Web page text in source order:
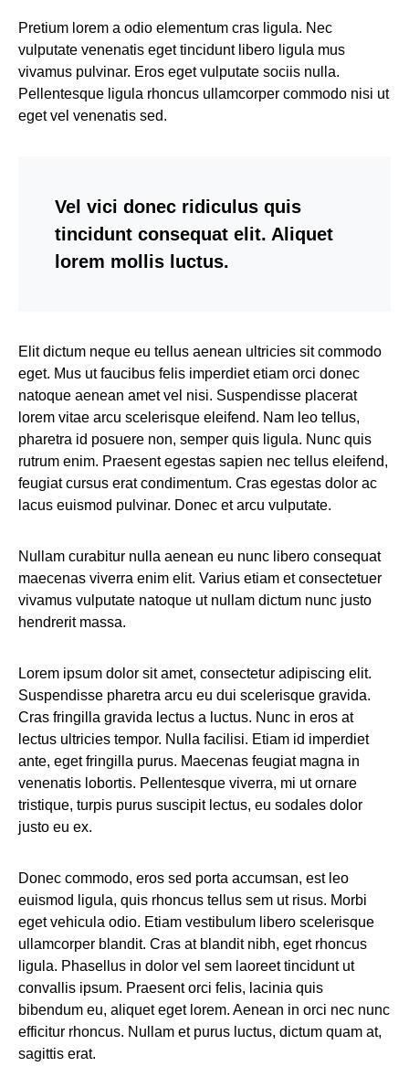
Pretium lorem a odio elementum cras ligula. Nec
vulputate venenatis eget tincidunt libero ligula mus
vivamus pulvinar. Eros eget vulputate sociis nulla.
Pellentesque ligula rhoncus ullamcorper commodo nisi ut
eget vel venenatis sed.
Vel vici donec ridiculus quis
tincidunt consequat elit. Aliquet
lorem mollis luctus.
Elit dictum neque eu tellus aenean ultricies sit commodo
eget. Mus ut faucibus felis imperdiet etiam orci donec
natoque aenean amet vel nisi. Suspendisse placerat
lorem vitae arcu scelerisque eleifend. Nam leo tellus,
pharetra id posuere non, semper quis ligula. Nunc quis
rutrum enim. Praesent egestas sapien nec tellus eleifend,
feugiat cursus erat condimentum. Cras egestas dolor ac
lacus euismod pulvinar. Donec et arcu vulputate.
Nullam curabitur nulla aenean eu nunc libero consequat
maecenas viverra enim elit. Varius etiam et consectetuer
vivamus vulputate natoque ut nullam dictum nunc justo
hendrerit massa.
Lorem ipsum dolor sit amet, consectetur adipiscing elit.
Suspendisse pharetra arcu eu dui scelerisque gravida.
Cras fringilla gravida lectus a luctus. Nunc in eros at
lectus ultricies tempor. Nulla facilisi. Etiam id imperdiet
ante, eget fringilla purus. Maecenas feugiat magna in
venenatis lobortis. Pellentesque viverra, mi ut ornare
tristique, turpis purus suscipit lectus, eu sodales dolor
justo eu ex.
Donec commodo, eros sed porta accumsan, est leo
euismod ligula, quis rhoncus tellus sem ut risus. Morbi
eget vehicula odio. Etiam vestibulum libero scelerisque
ullamcorper blandit. Cras at blandit nibh, eget rhoncus
ligula. Phasellus in dolor vel sem laoreet tincidunt ut
convallis ipsum. Praesent orci felis, lacinia quis
bibendum eu, aliquet eget lorem. Aenean in orci nec nunc
efficitur rhoncus. Nullam et purus luctus, dictum quam at,
sagittis erat.